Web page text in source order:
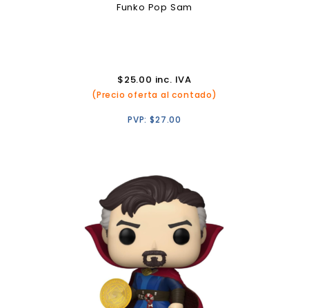
Funko Pop Sam
$25.00 inc. IVA
(Precio oferta al contado)
PVP:$27.00